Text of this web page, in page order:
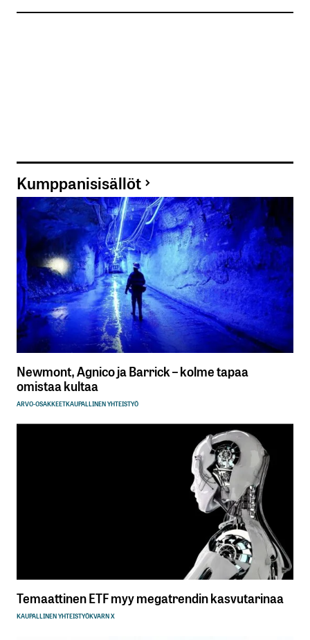
Kumppanisisällöt
Newmont, Agnico ja Barrick – kolme tapaa
omistaa kultaa
ARVO-OSAKKEETKAUPALLINEN YHTEISTYÖ
Temaattinen ETF myy megatrendin kasvutarinaa
KAUPALLINEN YHTEISTYÖKVARN X